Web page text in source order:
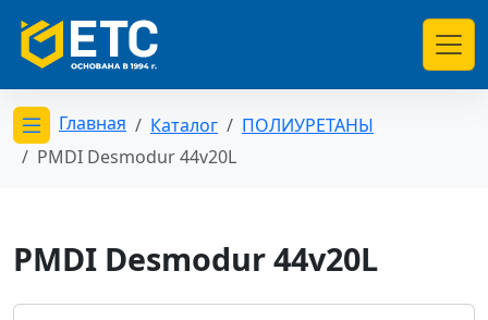
Открыть меню категорий
Главная Каталог
ПОЛИУРЕТАНЫ
PMDI Desmodur 44v20L
PMDI Desmodur 44v20L